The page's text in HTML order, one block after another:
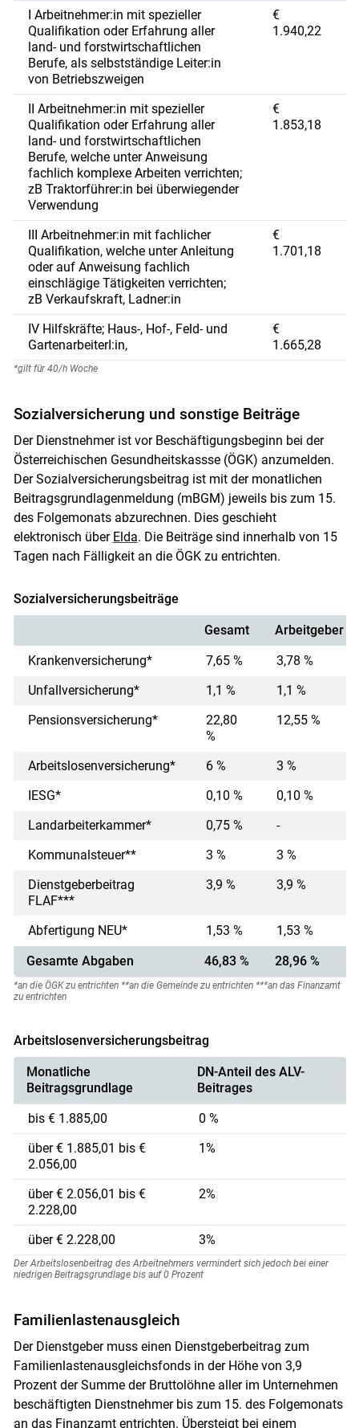
I Arbeitnehmer:in mit spezieller
Qualifikation oder Erfahrung aller
land- und forstwirtschaftlichen
Berufe, als selbstständige Leiter:in
von Betriebszweigen
€
1.940,22
II Arbeitnehmer:in mit spezieller
Qualifikation oder Erfahrung aller
land- und forstwirtschaftlichen
Berufe, welche unter Anweisung
fachlich komplexe Arbeiten verrichten;
zB Traktorführer:in bei überwiegender
Verwendung
€
1.853,18
III Arbeitnehmer:in mit fachlicher
Qualifikation, welche unter Anleitung
oder auf Anweisung fachlich
einschlägige Tätigkeiten verrichten;
zB Verkaufskraft, Ladner:in
€
1.701,18
IV Hilfskräfte; Haus-, Hof-, Feld- und
GartenarbeiterI:in,
€
1.665,28
*gilt für 40/h Woche
Sozialversicherung und sonstige Beiträge
Der Dienstnehmer ist vor Beschäftigungsbeginn bei der
Österreichischen Gesundheitskassse (ÖGK) anzumelden.
Der Sozialversicherungsbeitrag ist mit der monatlichen
Beitragsgrundlagenmeldung (mBGM) jeweils bis zum 15.
des Folgemonats abzurechnen. Dies geschieht
elektronisch über Elda. Die Beiträge sind innerhalb von 15
Tagen nach Fälligkeit an die ÖGK zu entrichten.
Sozialversicherungsbeiträge
Gesamt
Arbeitgeber
Krankenversicherung*
7,65 %
3,78 %
Unfallversicherung*
1,1 %
1,1 %
Pensionsversicherung*
22,80
%
12,55 %
Arbeitslosenversicherung* 6 %
3 %
IESG*
0,10 %
0,10 %
Landarbeiterkammer*
0,75 %
-
Kommunalsteuer**
3 %
3 %
Dienstgeberbeitrag
FLAF***
3,9 % 3,9 %
Abfertigung NEU* 1,53 %
1,53 %
Gesamte Abgaben
46,83 % 28,96 %
*an die ÖGK zu entrichten **an die Gemeinde zu entrichten ***an das Finanzamt
zu entrichten
Arbeitslosenversicherungsbeitrag
Monatliche
Beitragsgrundlage
DN-Anteil des ALV-
Beitrages
bis € 1.885,00
0 %
über € 1.885,01 bis €
2.056,00
1%
über € 2.056,01 bis €
2.228,00
2%
über € 2.228,00 3%
Der Arbeitslosenbeitrag des Arbeitnehmers vermindert sich jedoch bei einer
niedrigen Beitragsgrundlage bis auf 0 Prozent
Familienlastenausgleich
Der Dienstgeber muss einen Dienstgeberbeitrag zum
Familienlastenausgleichsfonds in der Höhe von 3,9
Prozent der Summe der Bruttolöhne aller im Unternehmen
beschäftigten Dienstnehmer bis zum 15. des Folgemonats
an das Finanzamt entrichten. Übersteigt bei einem